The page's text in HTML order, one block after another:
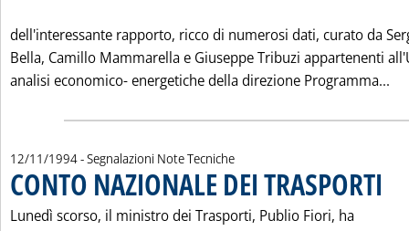
dell'interessante rapporto, ricco di numerosi dati, curato da
Bella, Camillo Mammarella e Giuseppe Tribuzi appartenenti
analisi economico- energetiche della direzione Programma...
12/11/1994- Segnalazioni Note Tecniche
CONTO NAZIONALE DEI TRASPORTI
Lunedì scorso, il ministro dei Trasporti, Publio Fiori, ha